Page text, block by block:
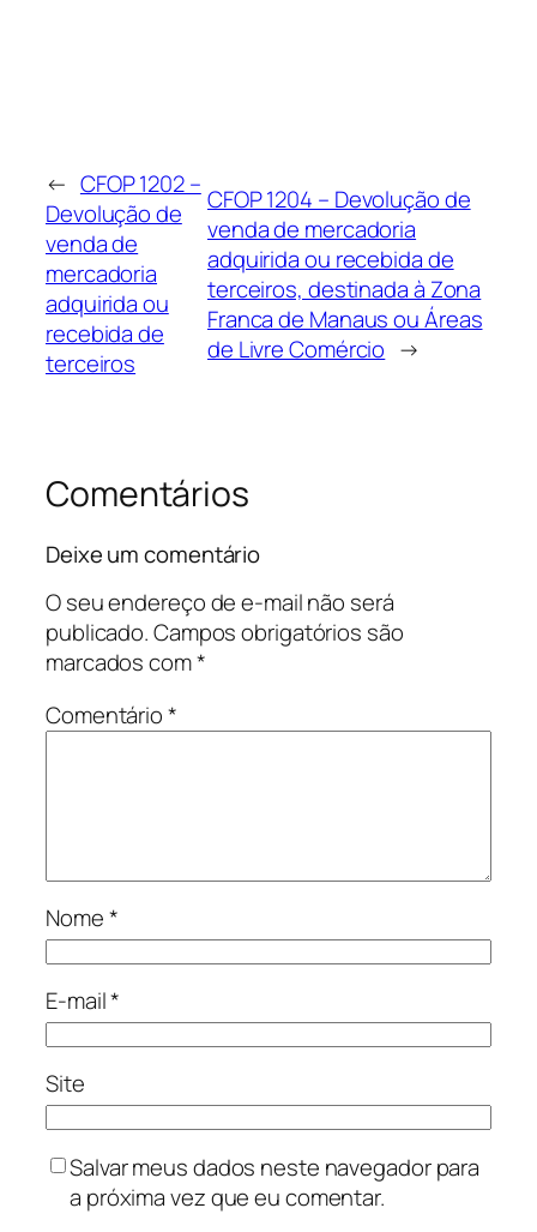
← CFOP 1202 –
Devolução de
venda de
mercadoria
adquirida ou
recebida de
terceiros
CFOP 1204 – Devolução de
venda de mercadoria
adquirida ou recebida de
terceiros, destinada à Zona
Franca de Manaus ou Áreas
de Livre Comércio →
Comentários
Deixe um comentário
O seu endereço de e-mail não será
publicado.Campos obrigatórios são
marcados com*
Comentário*
Nome*
E-mail*
Site
Salvar meus dados neste navegador para
a próxima vez que eu comentar.